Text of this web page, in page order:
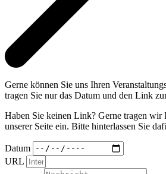
Gerne können Sie uns Ihren
tragen Sie nur das Datum und den Link
Haben Sie keinen Link? Gerne tragen wir
unserer Seite ein. Bitte hinterlassen Sie
Datum
URL